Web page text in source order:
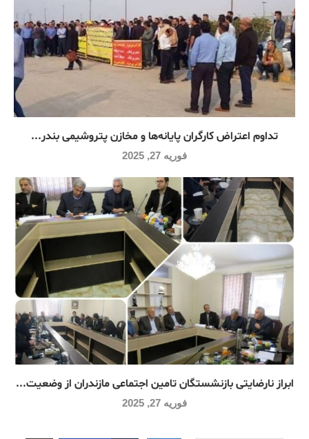
تداوم اعتراض کارگران پایانه‌ها و مخازن پتروشیمی بندر...
فوریه 27, 2025
ابراز نارضایتی بازنشستگان تامین اجتماعی مازندران از وضعیت...
فوریه 27, 2025